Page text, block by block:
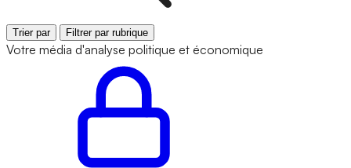
Trier par Filtrer par rubrique
Votre média d'analyse politique et économique